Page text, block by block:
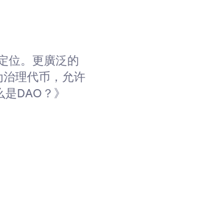
位。更廣泛的
治理代币，允许
DAO？》